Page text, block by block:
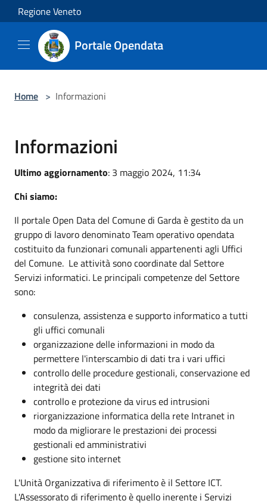
Salta al contenuto principale
Regione Veneto
Portale Opendata
Home > Informazioni
Informazioni
Ultimo aggiornamento: 3 maggio 2024, 11:34
Chi siamo:
Il portale Open Data del Comune di Garda è gestito da un
gruppo di lavoro denominato Team operativo opendata
costituito da funzionari comunali appartenenti agli Uffici
del Comune. Le attività sono coordinate dal Settore
Servizi informatici. Le principali competenze del Settore
sono:
consulenza, assistenza e supporto informatico a tutti
gli uffici comunali
organizzazione delle informazioni in modo da
permettere l'interscambio di dati tra i vari uffici
controllo delle procedure gestionali, conservazione ed
integrità dei dati
controllo e protezione da virus ed intrusioni
riorganizzazione informatica della rete Intranet in
modo da migliorare le prestazioni dei processi
gestionali ed amministrativi
gestione sito internet
L'Unità Organizzativa di riferimento è il Settore ICT.
L'Assessorato di riferimento è quello inerente i Servizi